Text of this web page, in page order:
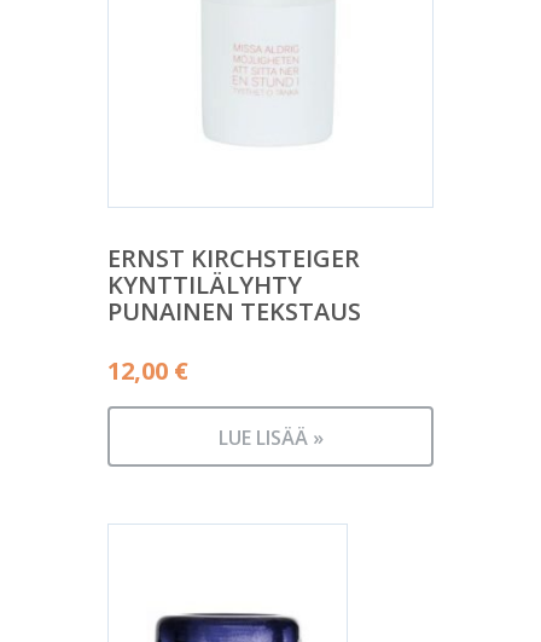
ERNST KIRCHSTEIGER
KYNTTILÄLYHTY
PUNAINEN TEKSTAUS
12,00 €
LUE LISÄÄ »